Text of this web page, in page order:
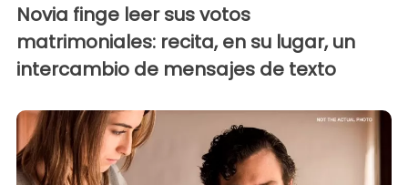
Novia finge leer sus votos
matrimoniales: recita, en su lugar, un
intercambio de mensajes de texto